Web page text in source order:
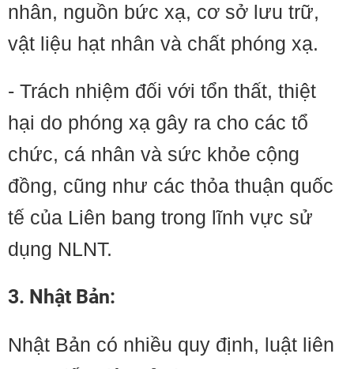
nhân, nguồn bức xạ, cơ sở lưu trữ,
vật liệu hạt nhân và chất phóng xạ.
- Trách nhiệm đối với tổn thất, thiệt
hại do phóng xạ gây ra cho các tổ
chức, cá nhân và sức khỏe cộng
đồng, cũng như các thỏa thuận quốc
tế của Liên bang trong lĩnh vực sử
dụng NLNT.
3. Nhật Bản:
Nhật Bản có nhiều quy định, luật liên